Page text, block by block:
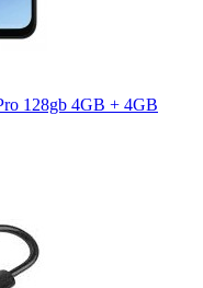
128gb 4GB + 4GB